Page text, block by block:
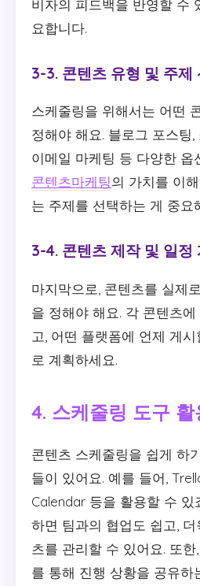
비자의 피드백을 반영할 수
요합니다.
3-3. 콘텐츠 유형 및 주제
스케줄링을 위해서는 어떤
정해야 해요. 블로그 포스팅
이메일 마케팅 등 다양한 옵
콘텐츠마케팅의 가치를 이
는 주제를 선택하는 게 중요
3-4. 콘텐츠 제작 및 일정
마지막으로, 콘텐츠를 실제
을 정해야 해요. 각 콘텐츠
고, 어떤 플랫폼에 언제 게
로 계획하세요.
4. 스케줄링 도구 활
콘텐츠 스케줄링을 쉽게 하
들이 있어요. 예를 들어,
Calendar 등을 활용할 수 있
하면 팀과의 협업도 쉽고,
츠를 관리할 수 있어요. 또
를 통해 진행 상황을 공유하